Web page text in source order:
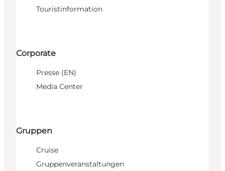
Touristinformation
Corporate
Presse (EN)
Media Center
Gruppen
Cruise
Gruppenveranstaltungen